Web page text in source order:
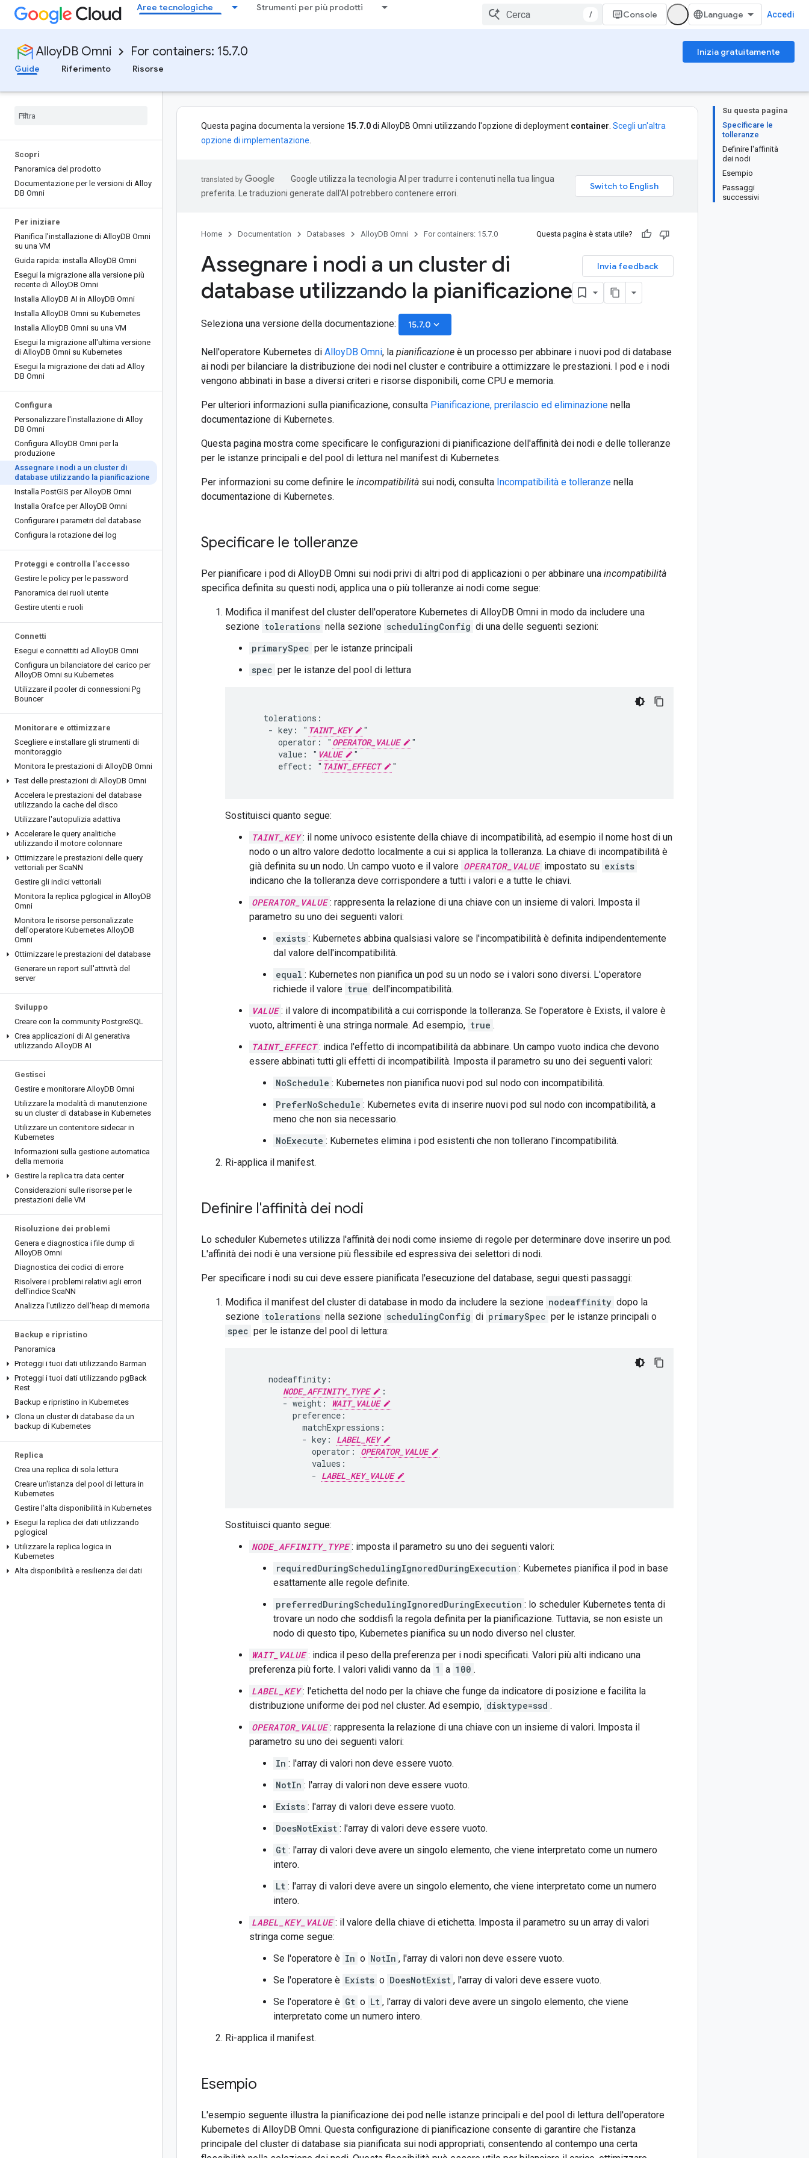
Aree tecnologiche Strumenti per più prodotti
/ Console Accedi
AlloyDB Omni For containers: 15.7.0
Inizia gratuitamente
Guide
Riferimento Risorse
Scopri
Panoramica del prodotto
Documentazione per le versioni di Alloy
DB Omni
Per iniziare
Pianifica l'installazione di AlloyDB Omni
su una VM
Guida rapida: installa AlloyDB Omni
Esegui la migrazione alla versione più
recente di AlloyDB Omni
Installa AlloyDB AI in AlloyDB Omni
Installa AlloyDB Omni su Kubernetes
Installa AlloyDB Omni su una VM
Esegui la migrazione all'ultima versione
di AlloyDB Omni su Kubernetes
Esegui la migrazione dei dati ad Alloy
DB Omni
Configura
Personalizzare l'installazione di Alloy
DB Omni
Configura AlloyDB Omni per la
produzione
Assegnare i nodi a un cluster di
database utilizzando la pianificazione
Installa PostGIS per AlloyDB Omni
Installa Orafce per AlloyDB Omni
Configurare i parametri del database
Configura la rotazione dei log
Proteggi e controlla l'accesso
Gestire le policy per le password
Panoramica dei ruoli utente
Gestire utenti e ruoli
Connetti
Esegui e connettiti ad AlloyDB Omni
Configura un bilanciatore del carico per
AlloyDB Omni su Kubernetes
Utilizzare il pooler di connessioni Pg
Bouncer
Monitorare e ottimizzare
Scegliere e installare gli strumenti di
monitoraggio
Monitora le prestazioni di AlloyDB Omni
Test delle prestazioni di AlloyDB Omni
Accelera le prestazioni del database
utilizzando la cache del disco
Utilizzare l'autopulizia adattiva
Accelerare le query analitiche
utilizzando il motore colonnare
Ottimizzare le prestazioni delle query
vettoriali per ScaNN
Gestire gli indici vettoriali
Monitora la replica pglogical in AlloyDB
Omni
Monitora le risorse personalizzate
dell'operatore Kubernetes AlloyDB
Omni
Ottimizzare le prestazioni del database
Generare un report sull'attività del
server
Sviluppo
Creare con la community PostgreSQL
Crea applicazioni di AI generativa
utilizzando AlloyDB AI
Gestisci
Gestire e monitorare AlloyDB Omni
Utilizzare la modalità di manutenzione
su un cluster di database in Kubernetes
Utilizzare un contenitore sidecar in
Kubernetes
Informazioni sulla gestione automatica
della memoria
Gestire la replica tra data center
Considerazioni sulle risorse per le
prestazioni delle VM
Risoluzione dei problemi
Genera e diagnostica i file dump di
AlloyDB Omni
Diagnostica dei codici di errore
Risolvere i problemi relativi agli errori
dell'indice ScaNN
Analizza l'utilizzo dell'heap di memoria
Backup e ripristino
Panoramica
Proteggi i tuoi dati utilizzando Barman
Proteggi i tuoi dati utilizzando pgBack
Rest
Backup e ripristino in Kubernetes
Clona un cluster di database da un
backup di Kubernetes
Replica
Crea una replica di sola lettura
Creare un'istanza del pool di lettura in
Kubernetes
Gestire l'alta disponibilità in Kubernetes
Esegui la replica dei dati utilizzando
pglogical
Utilizzare la replica logica in
Kubernetes
Alta disponibilità e resilienza dei dati
Su questa pagina
Specificare le
tolleranze
Definire l'affinità
dei nodi
Esempio
Passaggi
successivi
Questa pagina documenta la versione 15.7.0di AlloyDB Omni utilizzando l'opzione di deployment container Scegli un'altra
opzione di implementazione
Google utilizza la tecnologia AI per tradurre i contenuti nella tua lingua
preferita. Le traduzioni generate dall'AI potrebbero contenere errori.
Home Documentation Databases AlloyDB Omni For containers: 15.7.0 Questa pagina è stata utile?
Invia feedback
Assegnare i nodi a un cluster di
database utilizzando la pianificazione
Seleziona una versione della documentazione: 15.7.0 keyboard_arrow_down
Nell'operatore Kubernetes di AlloyDB Omni, la pianificazione è un processo per abbinare i nuovi pod di database
ai nodi per bilanciare la distribuzione dei nodi nel cluster e contribuire a ottimizzare le prestazioni. I pod e i nodi
vengono abbinati in base a diversi criteri e risorse disponibili, come CPU e memoria.
Per ulteriori informazioni sulla pianificazione, consulta Pianificazione, prerilascio ed eliminazione nella
documentazione di Kubernetes.
Questa pagina mostra come specificare le configurazioni di pianificazione dell'affinità dei nodi e delle tolleranze
per le istanze principali e del pool di lettura nel manifest di Kubernetes.
Per informazioni su come definire le incompatibilità sui nodi, consulta Incompatibilità e tolleranze nella
documentazione di Kubernetes.
Specificare le tolleranze
Per pianificare i pod di AlloyDB Omni sui nodi privi di altri pod di applicazioni o per abbinare una incompatibilità
specifica definita su questi nodi, applica una o più tolleranze ai nodi come segue:
Modifica il manifest del cluster dell'operatore Kubernetes di AlloyDB Omni in modo da includere una
sezione tolerations nella sezione schedulingConfig di una delle seguenti sezioni:
primarySpec per le istanze principali
spec per le istanze del pool di lettura
     tolerations:
      - key: "
TAINT_KEY
"
        operator: "
OPERATOR_VALUE
"
        value: "
VALUE
"
        effect: "
TAINT_EFFECT "
Sostituisci quanto segue:
TAINT_KEY : il nome univoco esistente della chiave di incompatibilità, ad esempio il nome host di un
nodo o un altro valore dedotto localmente a cui si applica la tolleranza. La chiave di incompatibilità è
già definita su un nodo. Un campo vuoto e il valore OPERATOR_VALUE impostato su exists
indicano che la tolleranza deve corrispondere a tutti i valori e a tutte le chiavi.
OPERATOR_VALUE : rappresenta la relazione di una chiave con un insieme di valori. Imposta il
parametro su uno dei seguenti valori:
exists : Kubernetes abbina qualsiasi valore se l'incompatibilità è definita indipendentemente
dal valore dell'incompatibilità.
equal : Kubernetes non pianifica un pod su un nodo se i valori sono diversi. L'operatore
richiede il valore true dell'incompatibilità.
VALUE : il valore di incompatibilità a cui corrisponde la tolleranza. Se l'operatore è Exists, il valore è
vuoto, altrimenti è una stringa normale. Ad esempio, true .
TAINT_EFFECT : indica l'effetto di incompatibilità da abbinare. Un campo vuoto indica che devono
essere abbinati tutti gli effetti di incompatibilità. Imposta il parametro su uno dei seguenti valori:
NoSchedule : Kubernetes non pianifica nuovi pod sul nodo con incompatibilità.
PreferNoSchedule : Kubernetes evita di inserire nuovi pod sul nodo con incompatibilità, a
meno che non sia necessario.
NoExecute : Kubernetes elimina i pod esistenti che non tollerano l'incompatibilità.
Ri-applica il manifest.
Definire l'affinità dei nodi
Lo scheduler Kubernetes utilizza l'affinità dei nodi come insieme di regole per determinare dove inserire un pod.
L'affinità dei nodi è una versione più flessibile ed espressiva dei selettori di nodi.
Per specificare i nodi su cui deve essere pianificata l'esecuzione del database, segui questi passaggi:
Modifica il manifest del cluster di database in modo da includere la sezione nodeaffinity dopo la
sezione tolerations nella sezione schedulingConfig di primarySpec per le istanze principali o
spec per le istanze del pool di lettura:
      nodeaffinity:
NODE_AFFINITY_TYPE
:
         - weight:
WAIT_VALUE
           preference:
             matchExpressions:
             - key:
LABEL_KEY
               operator:
OPERATOR_VALUE
               values:
               -
LABEL_KEY_VALUE
Sostituisci quanto segue:
NODE_AFFINITY_TYPE : imposta il parametro su uno dei seguenti valori:
requiredDuringSchedulingIgnoredDuringExecution : Kubernetes pianifica il pod in base
esattamente alle regole definite.
preferredDuringSchedulingIgnoredDuringExecution : lo scheduler Kubernetes tenta di
trovare un nodo che soddisfi la regola definita per la pianificazione. Tuttavia, se non esiste un
nodo di questo tipo, Kubernetes pianifica su un nodo diverso nel cluster.
WAIT_VALUE : indica il peso della preferenza per i nodi specificati. Valori più alti indicano una
preferenza più forte. I valori validi vanno da 1 a 100 .
LABEL_KEY : l'etichetta del nodo per la chiave che funge da indicatore di posizione e facilita la
distribuzione uniforme dei pod nel cluster. Ad esempio, disktype=ssd .
OPERATOR_VALUE : rappresenta la relazione di una chiave con un insieme di valori. Imposta il
parametro su uno dei seguenti valori:
In : l'array di valori non deve essere vuoto.
NotIn : l'array di valori non deve essere vuoto.
Exists : l'array di valori deve essere vuoto.
DoesNotExist : l'array di valori deve essere vuoto.
Gt : l'array di valori deve avere un singolo elemento, che viene interpretato come un numero
intero.
Lt : l'array di valori deve avere un singolo elemento, che viene interpretato come un numero
intero.
LABEL_KEY_VALUE : il valore della chiave di etichetta. Imposta il parametro su un array di valori
stringa come segue:
Se l'operatore è In o NotIn , l'array di valori non deve essere vuoto.
Se l'operatore è Exists o DoesNotExist , l'array di valori deve essere vuoto.
Se l'operatore è Gt o Lt , l'array di valori deve avere un singolo elemento, che viene
interpretato come un numero intero.
Ri-applica il manifest.
Esempio
L'esempio seguente illustra la pianificazione dei pod nelle istanze principali e del pool di lettura dell'operatore
Kubernetes di AlloyDB Omni. Questa configurazione di pianificazione consente di garantire che l'istanza
principale del cluster di database sia pianificata sui nodi appropriati, consentendo al contempo una certa